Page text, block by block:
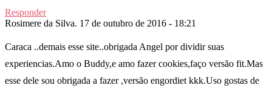
Responder
Rosimere da Silva. 17 de outubro de 2016 - 18:21
Caraca ..demais esse site..obrigada Angel por dividir suas
experiencias.Amo o Buddy,e amo fazer cookies,faço versão fit.Mas
esse dele sou obrigada a fazer ,versão engordiet kkk.Uso gostas de